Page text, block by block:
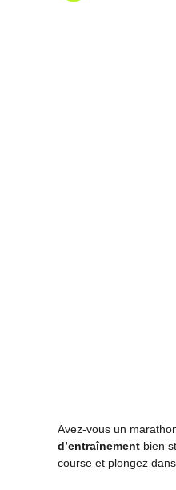
Avez-vous un
d’entraînement bien
course et plongez